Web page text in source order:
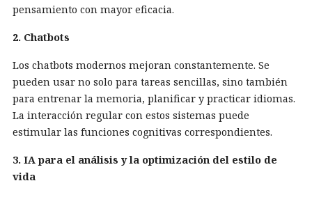
pensamiento con mayor eficacia.
2. Chatbots
Los chatbots modernos mejoran constantemente. Se
pueden usar no solo para tareas sencillas, sino también
para entrenar la memoria, planificar y practicar idiomas.
La interacción regular con estos sistemas puede
estimular las funciones cognitivas correspondientes.
3. IA para el análisis y la optimización del estilo de
vida